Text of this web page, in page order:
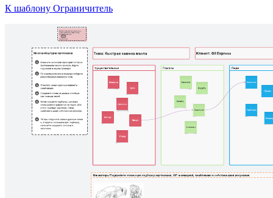
К шаблону Ограничитель